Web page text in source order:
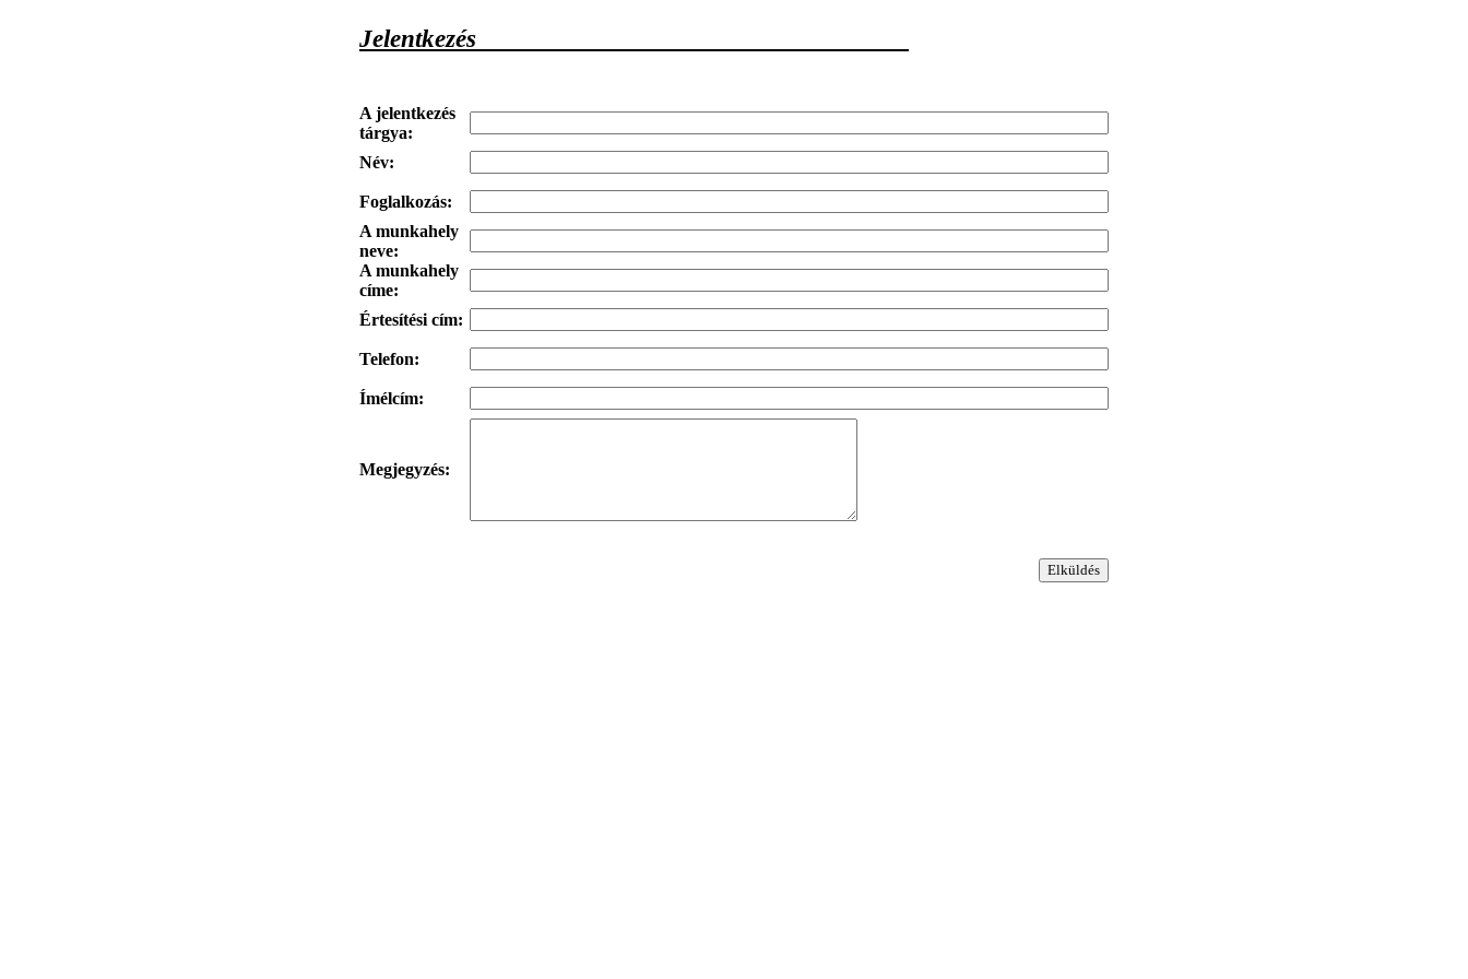
Jelentkezés
A jelentkezés
tárgya:
Név:
Foglalkozás:
A munkahely
neve:
A munkahely
címe:
Értesítési cím:
Telefon:
Ímélcím:
Megjegyzés: